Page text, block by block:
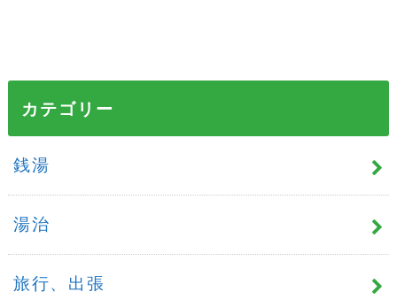
カテゴリー
銭湯
湯治
旅行、出張